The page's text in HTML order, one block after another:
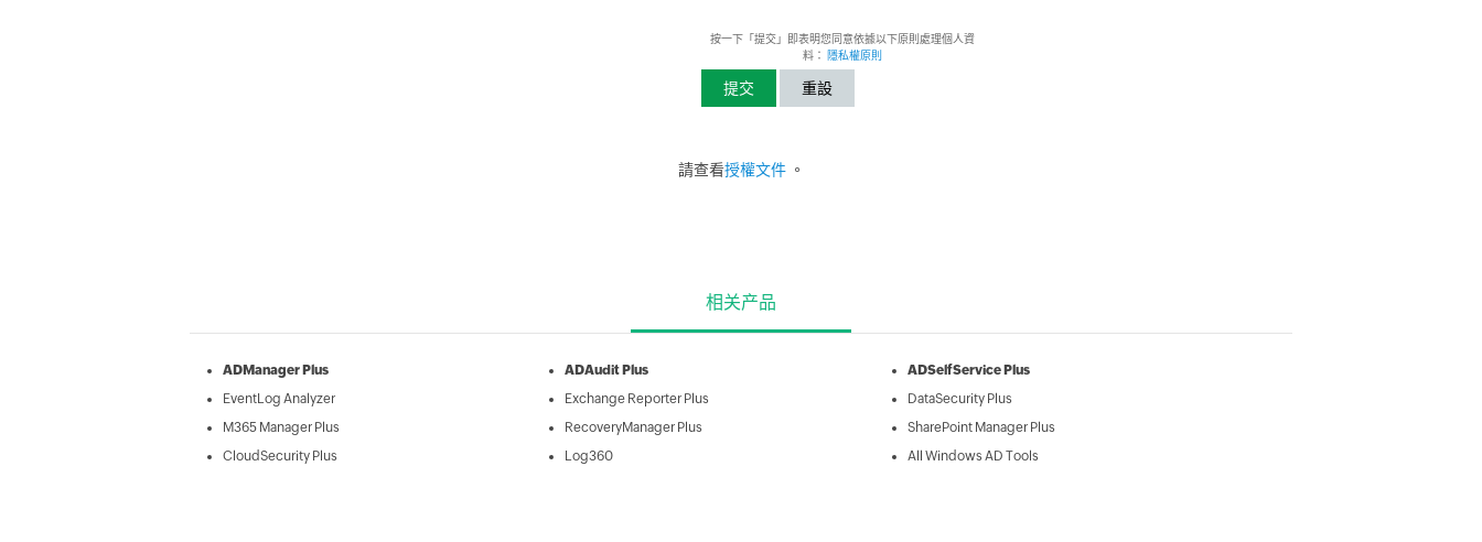
按一下「提交」即表明您同意依據以下原則處理個人資
料： 隱私權原則
請查看授權文件 。
相关产品
ADManager Plus
EventLog Analyzer
M365 Manager Plus
CloudSecurity Plus
ADAudit Plus
Exchange Reporter Plus
RecoveryManager Plus
Log360
ADSelfService Plus
DataSecurity Plus
SharePoint Manager Plus
All Windows AD Tools